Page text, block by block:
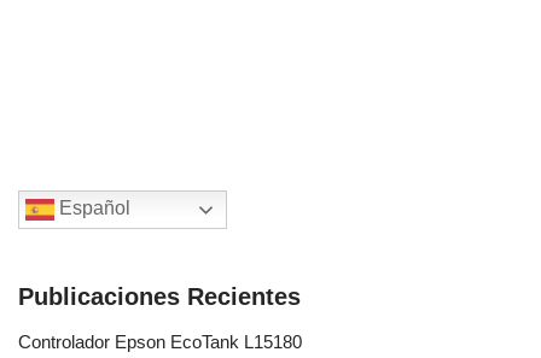
Español
Publicaciones Recientes
Controlador Epson EcoTank L15180